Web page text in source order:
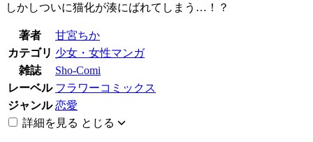
しかしついに猫化が湊にばれてしまう…！？
著者
甘宮ちか
カテゴリ 少女・女性マンガ
雑誌
Sho-Comi
レーベル フラワーコミックス
ジャンル 恋愛
詳細を見る とじる